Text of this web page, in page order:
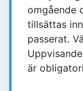
omgående
tillsättas
passerat.
är